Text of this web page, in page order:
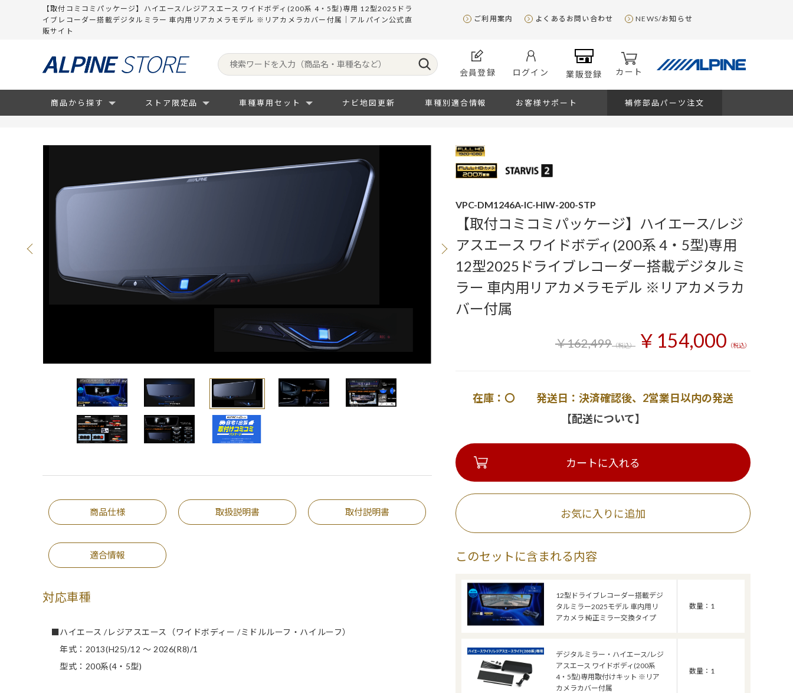
【取付コミコミパッケージ】ハイエース/レジアスエース ワイドボディ(200系 4・5型)専用 12型2025ドラ
イブレコーダー搭載デジタルミラー 車内用リアカメラモデル ※リアカメラカバー付属｜アルパイン公式直
販サイト
ご利用案内 よくあるお問い合わせ NEWS/お知らせ
会員登録 ログイン 業販登録 カート
商品から探す ストア限定品 車種専用セット ナビ地図更新 車種別適合情報 お客様サポート 補修部品パーツ注文
商品仕様 取扱説明書 取付説明書
適合情報
対応車種
■ハイエース /レジアスエース（ワイドボディー /ミドルルーフ・ハイルーフ）
年式：2013(H25)/12 ～ 2026(R8)/1
型式：200系(4・5型)
VPC-DM1246A-IC-HIW-200-STP
【取付コミコミパッケージ】ハイエース/レジ
アスエース ワイドボディ(200系 4・5型)専用
12型2025ドライブレコーダー搭載デジタルミ
ラー 車内用リアカメラモデル ※リアカメラカ
バー付属
￥162,499（税込） ￥154,000 （税込）
在庫：〇 発送日：決済確認後、2営業日以内の発送
【配送について】
カートに入れる
このセットに含まれる内容
12型ドライブレコーダー搭載デジ
タルミラー2025モデル 車内用リ
アカメラ 純正ミラー交換タイプ
数量：1
デジタルミラー・ハイエース/レジ
アスエース ワイドボディ(200系
4・5型)専用取付けキット ※リア
カメラカバー付属
数量：1
お気に入りに追加